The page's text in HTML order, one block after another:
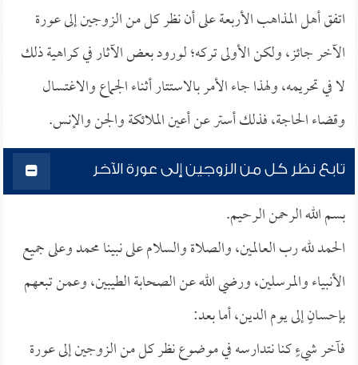
اتفق أهل المذاهب الأربعة على أن نظر كل من الزوجين إلى عورة
الآخر جائز، ولكن الأولى تركه؛ لورود بعض الآثار في كراهية ذلك
لا في تحريمه، ولهذا جاء الأمر بالاستتار أثناء الجماع والاغتسال
وقضاء الحاجة، فذلك أستر عن أعين الملائكة والجن والإنس.
تابع نظر كل من الزوجين إلى عورة الآخر
بسم الله الرحمن الرحيم.
الحمد لله رب العالمين، والصلاة والسلام على نبينا محمد وعلى جميع
الأنبياء والمرسلين، ورضي الله عن الصحابة الطيبين، وعمن تبعهم
بإحسانٍ إلى يوم الدين، أما بعد:
فآخر شيءٍ كنا نتدارسه في موضوع نظر كل من الزوجين إلى عورة